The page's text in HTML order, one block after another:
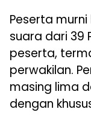
Peserta
suara dari 39
peserta,
perwakilan.
masing lima
dengan